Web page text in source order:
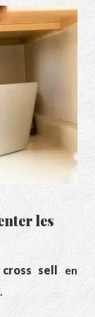
les
cross sell
en